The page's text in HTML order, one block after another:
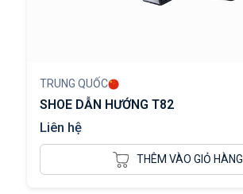
TRUNG QUỐC
SHOE DẪN HƯỚNG T82
Liên hệ
THÊM VÀO GIỎ HÀNG